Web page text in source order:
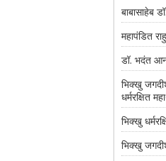
बाबासाहेब
महापंडित
डॉ. भदंत
भिक्खु
धर्मरक्षित
भिक्खु
भिक्खु